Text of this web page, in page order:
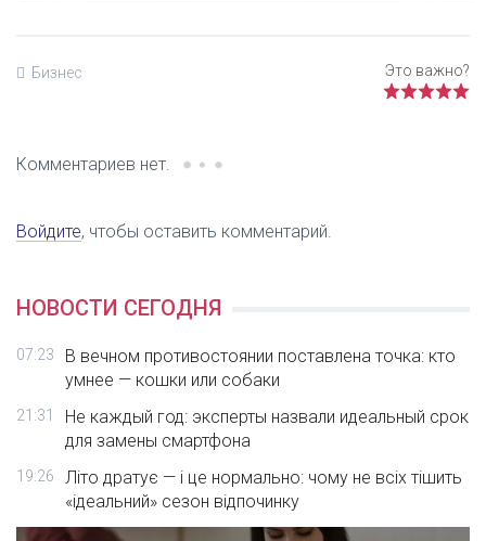
Бизнес
Комментариев нет.
Войдите, чтобы оставить комментарий.
НОВОСТИ СЕГОДНЯ
07:23
В вечном противостоянии поставлена точка: кто
умнее — кошки или собаки
21:31
Не каждый год: эксперты назвали идеальный срок
для замены смартфона
19:26
Літо дратує — і це нормально: чому не всіх тішить
«ідеальний» сезон відпочинку